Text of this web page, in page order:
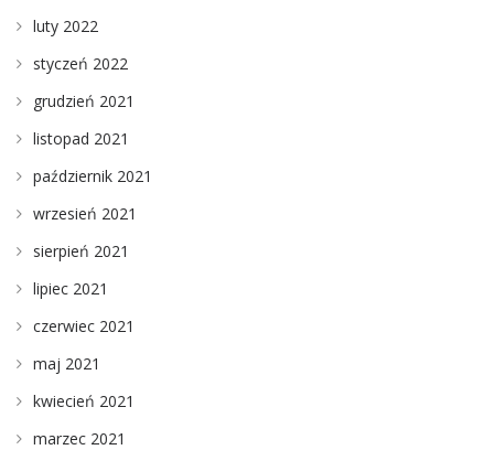
luty 2022
styczeń 2022
grudzień 2021
listopad 2021
październik 2021
wrzesień 2021
sierpień 2021
lipiec 2021
czerwiec 2021
maj 2021
kwiecień 2021
marzec 2021